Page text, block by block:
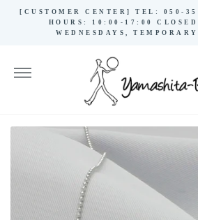
[CUSTOMER CENTER] TEL: 050-
HOURS: 10:00-17:00
WEDNESDAYS,
More